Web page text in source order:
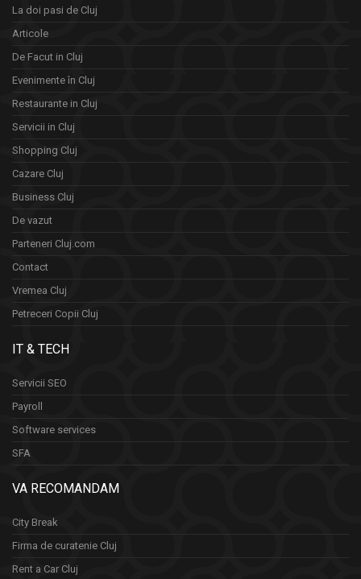
La doi pasi de Cluj
Articole
De Facut in Cluj
Evenimente în Cluj
Restaurante in Cluj
Servicii in Cluj
Shopping Cluj
Cazare Cluj
Business Cluj
De vazut
Parteneri Cluj.com
Contact
Vremea Cluj
Petreceri Copii Cluj
IT & TECH
Servicii SEO
Payroll
Software services
SFA
VA RECOMANDAM
City Break
Firma de curatenie Cluj
Rent a Car Cluj